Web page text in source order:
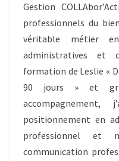
Gestion
professionnels du
véritable métier
administratives et
formation de Leslie «
90 jours » et
positionnement en
professionnel et
communication